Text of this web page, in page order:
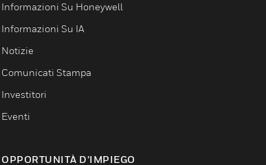
Informazioni Su Honeywell
Informazioni Su IA
Notizie
Comunicati Stampa
Investitori
Eventi
OPPORTUNITÀ D’IMPIEGO